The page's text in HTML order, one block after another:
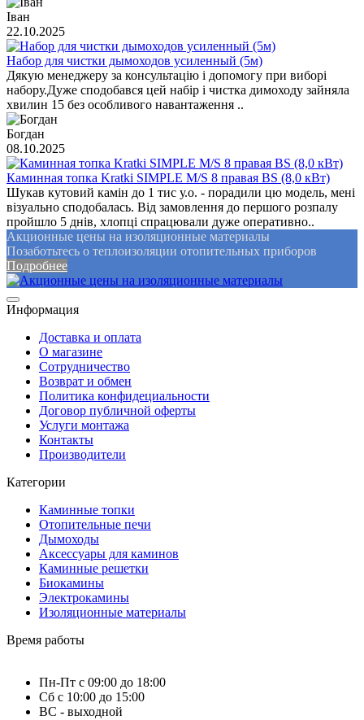
Іван
22.10.2025
Набор для чистки дымоходов усиленный (5м)
Дякую менеджеру за консультацію і допомогу при виборі
набору.Дуже сподобався цей набір і чистка димоходу зайняла
хвилин 15 без особливого навантаження ..
Богдан
08.10.2025
Каминная топка Kratki SIMPLE M/S 8 правая BS (8,0 кВт)
Шукав кутовий камін до 1 тис у.о. - порадили цю модель, мені
візуально сподобалась. Від замовлення до першого розпалу
пройшло 5 днів, хлопці спрацювали дуже оперативно..
Акционные цены на изоляционные материалы
Позаботьтесь о теплоизоляции отопительных приборов
Подробнее
Информация
Доставка и оплата
О магазине
Сотрудничество
Возврат и обмен
Политика конфидециальности
Договор публичной оферты
Услуги монтажа
Контакты
Производители
Категории
Каминные топки
Отопительные печи
Дымоходы
Аксессуары для каминов
Каминные решетки
Биокамины
Электрокамины
Изоляционные материалы
Время работы
Пн-Пт с 09:00 до 18:00
Сб с 10:00 до 15:00
ВС - выходной